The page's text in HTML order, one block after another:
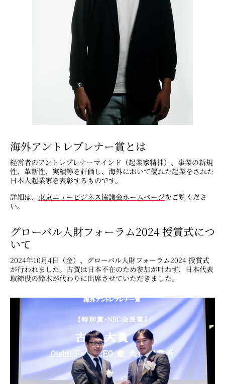
海外アントレプレナー賞とは
経営者のアントレプレナーマインド（起業家精神）、事業の新規
性、革新性、実績等を評価し、海外において優れた起業をされた
日本人起業家を表彰するものです。
詳細は、 東京ニュービジネス協議会ホームページをご覧くださ
い。
グローバル人財フォーラム2024 授賞式につ
いて
2024年10月4日（金）、グローバル人財フォーラム2024 授賞式
が行われました。古賀は日本不在のため参加が叶わず、日本代表
取締役の鈴木が代わりに出席させていただきました。